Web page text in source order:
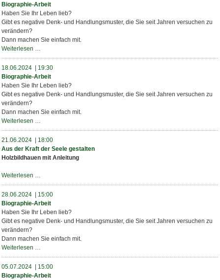
Biographie-Arbeit
Haben Sie Ihr Leben lieb?
Gibt es negative Denk- und Handlungsmuster, die Sie seit Jahren versuchen zu
verändern?
Dann machen Sie einfach mit.
Weiterlesen …
Arbeit
18.06.2024 | 19:30
Biographie-Arbeit
Haben Sie Ihr Leben lieb?
Gibt es negative Denk- und Handlungsmuster, die Sie seit Jahren versuchen zu
verändern?
Dann machen Sie einfach mit.
Weiterlesen …
Arbeit
21.06.2024 | 18:00
Aus der Kraft der Seele gestalten
Holzbildhauen mit Anleitung
Weiterlesen …
der
Kraft
der
Seele
gestalten
28.06.2024 | 15:00
Biographie-Arbeit
Haben Sie Ihr Leben lieb?
Gibt es negative Denk- und Handlungsmuster, die Sie seit Jahren versuchen zu
verändern?
Dann machen Sie einfach mit.
Weiterlesen …
Arbeit
05.07.2024 | 15:00
Biographie-Arbeit